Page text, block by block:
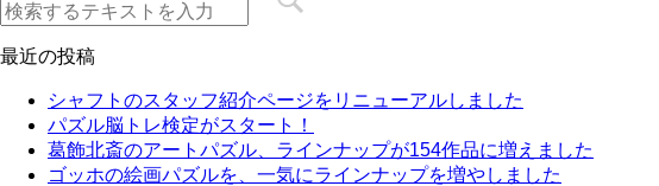
最近の投稿
シャフトのスタッフ紹介ページをリニューアルしました
パズル脳トレ検定がスタート！
葛飾北斎のアートパズル、ラインナップが154作品に増えました
ゴッホの絵画パズルを、一気にラインナップを増やしました